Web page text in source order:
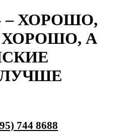
– ХОРОШО,
ХОРОШО, А
ЛУЧШЕ
744 8688